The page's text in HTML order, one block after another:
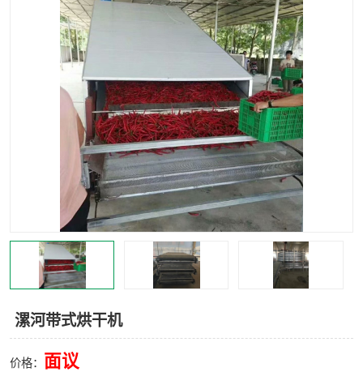
漯河带式烘干机
价格： 面议
地磅传感器 废纸打包机
烘干机 食品烘干机
装载机电子秤 输送机
半自动输送机 全自动输送机
食品螺旋塔
木材撕碎机
塑料撕碎机 金属撕碎机